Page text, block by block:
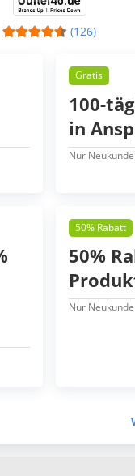
(126)
Gratis
100-
in
Nur
50% Rabatt
50%
Nur